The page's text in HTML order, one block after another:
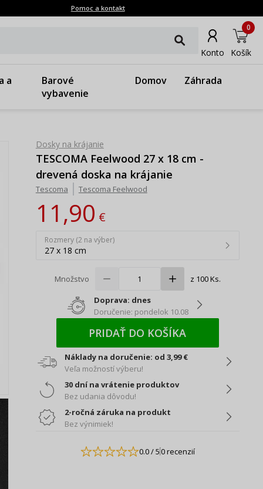
Pomoc a kontakt
Konto Košík
0
a
Barové
vybavenie
Domov Záhrada
Dosky na krájanie
TESCOMA Feelwood 27 x 18 cm -
drevená doska na krájanie
Tescoma Tescoma Feelwood
11,90€
Rozmery (2 na výber)
27 x 18 cm
Množstvo z 100 Ks.
Doprava: dnes
Doručenie: pondelok 10.08
PRIDAŤ DO KOŠÍKA
Náklady na doručenie: od 3,99 €
Veľa možností výberu!
30 dní na vrátenie produktov
Bez udania dôvodu!
2-ročná záruka na produkt
Bez výnimiek!
0.0/ 50 recenzií